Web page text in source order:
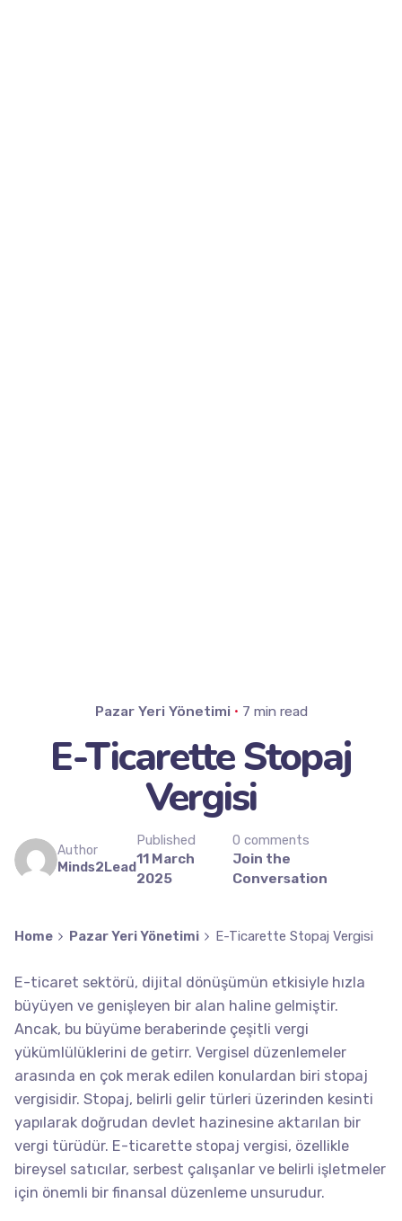
Pazar Yeri Yönetimi 7 min read
E-Ticarette Stopaj
Vergisi
Author
Minds2Lead
Published
11 March
2025
0 comments
Join the
Conversation
Home Pazar Yeri Yönetimi E-Ticarette Stopaj Vergisi
E-ticaret sektörü, dijital dönüşümün etkisiyle hızla
büyüyen ve genişleyen bir alan haline gelmiştir.
Ancak, bu büyüme beraberinde çeşitli vergi
yükümlülüklerini de getirr. Vergisel düzenlemeler
arasında en çok merak edilen konulardan biri stopaj
vergisidir. Stopaj, belirli gelir türleri üzerinden kesinti
yapılarak doğrudan devlet hazinesine aktarılan bir
vergi türüdür. E-ticarette stopaj vergisi, özellikle
bireysel satıcılar, serbest çalışanlar ve belirli işletmeler
için önemli bir finansal düzenleme unsurudur.